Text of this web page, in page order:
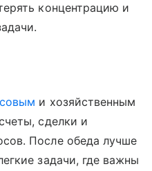
концентрацию и
и хозяйственным
сделки и
После обеда лучше
задачи, где важны